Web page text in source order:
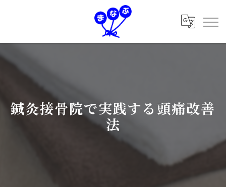
鍼灸接骨院で実践する頭痛改善
法